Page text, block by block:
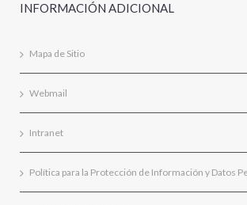
INFORMACIÓN ADICIONAL
Mapa de Sitio
Webmail
Intranet
Política para la Protección de Información y Datos